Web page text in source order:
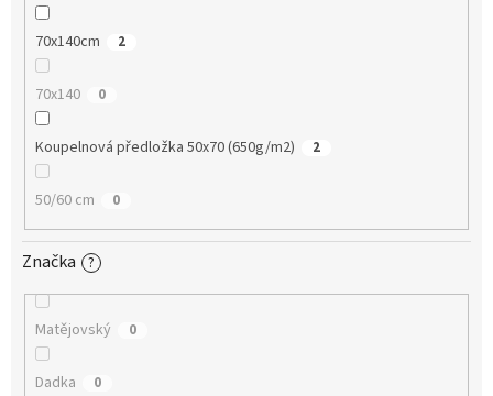
70x140cm 2
70x140 0
Koupelnová předložka 50x70 (650g/m2) 2
50/60 cm 0
Značka ?
Matějovský 0
Dadka 0